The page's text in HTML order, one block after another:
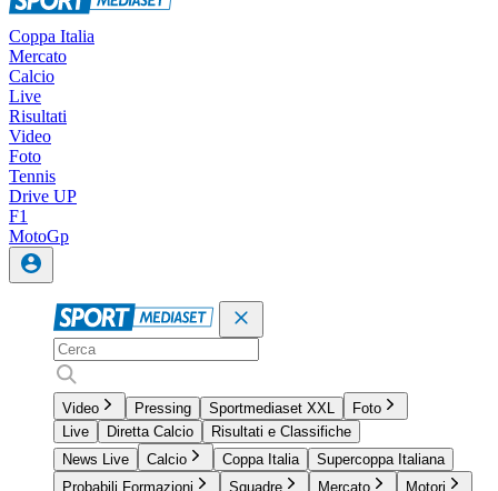
Coppa Italia
Mercato
Calcio
Live
Risultati
Video
Foto
Tennis
Drive UP
F1
MotoGp
Video Pressing Sportmediaset XXL
Foto
Live
Diretta Calcio
Risultati e Classifiche
News Live
Calcio Coppa Italia
Supercoppa Italiana
Probabili Formazioni
Squadre Mercato
Motori